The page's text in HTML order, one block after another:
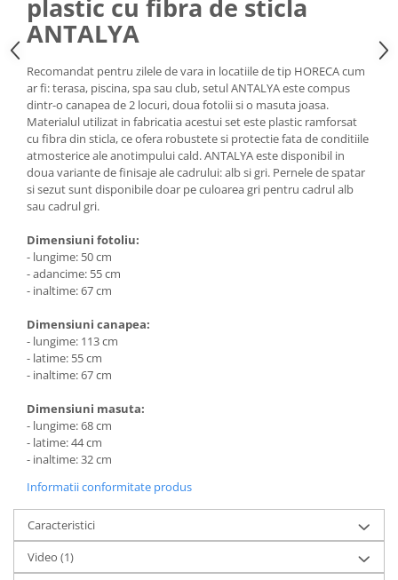
Vitrina bar / retrobar
Accesorii
Blaturi de masa
Blaturi din PAL
Blaturi din MDF
Blaturi din metal
Blaturi din Topalit
Blaturi din lemn masiv
Blaturi din HPL Compact
Blaturi din piatra naturala si
compozit
Scaune profesionale
Scaune de lucru
plastic cu fibra de sticla
ANTALYA
Recomandat pentru zilele de vara in locatiile de tip HORECA cum
ar fi: terasa, piscina, spa sau club, setul ANTALYA este compus
dintr-o canapea de 2 locuri, doua fotolii si o masuta joasa.
Materialul utilizat in fabricatia acestui set este plastic ramforsat
cu fibra din sticla, ce ofera robustete si protectie fata de conditiile
atmosterice ale anotimpului cald. ANTALYA este disponibil in
doua variante de finisaje ale cadrului: alb si gri. Pernele de spatar
si sezut sunt disponibile doar pe culoarea gri pentru cadrul alb
sau cadrul gri.
Dimensiuni fotoliu:
- lungime: 50 cm
- adancime: 55 cm
- inaltime: 67 cm
Dimensiuni canapea:
- lungime: 113 cm
- latime: 55 cm
- inaltime: 67 cm
Dimensiuni masuta:
- lungime: 68 cm
- latime: 44 cm
- inaltime: 32 cm
Informatii conformitate produs
Caracteristici
Video (1)